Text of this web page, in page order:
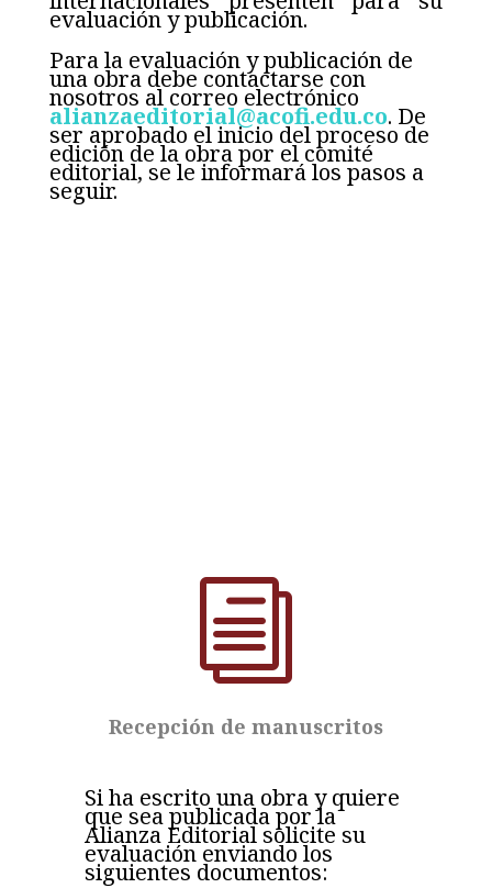
evaluación y publicación.
Para la evaluación y publicación de
una obra debe contactarse con
nosotros al correo electrónico
alianzaeditorial@acofi.edu.co. De
ser aprobado el inicio del proceso de
edición de la obra por el comité
editorial, se le informará los pasos a
seguir.
i
Recepción de manuscritos
Si ha escrito una obra y quiere
que sea publicada por la
Alianza Editorial solicite su
evaluación enviando los
siguientes documentos: